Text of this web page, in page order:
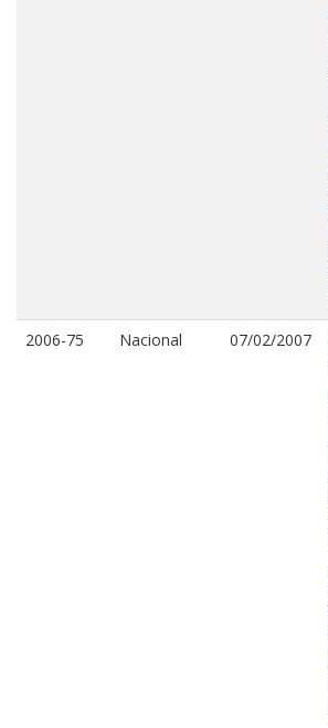
2006-75 Nacional 07/02/2007